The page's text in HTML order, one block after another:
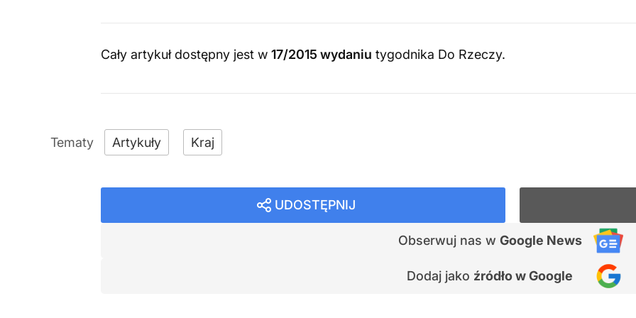
Cały artykuł dostępny jest w 17/2015 wydaniu tygodnika Do Rzeczy.
Artykuły Kraj
UDOSTĘPNIJ
Obserwuj nas w Google News
Dodaj jako źródło w Google